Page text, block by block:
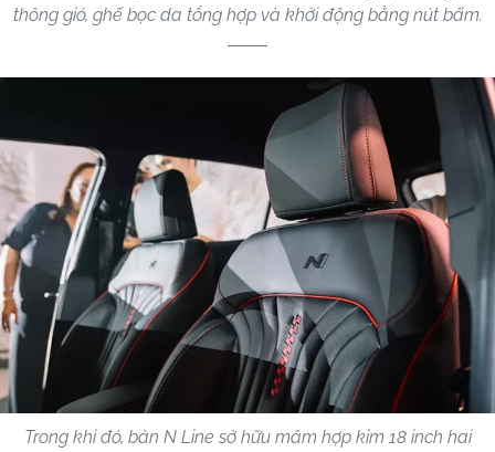
thông gió, ghế bọc da tổng hợp và khởi động bằng nút bấm.
Trong khi đó, bản N Line sở hữu mâm hợp kim 18 inch hai